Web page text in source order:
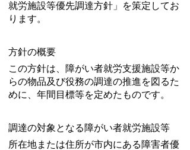
就労施設等優先調達方針」を策定してお
ります。
方針の概要
この方針は、障がい者就労支援施設等か
らの物品及び役務の調達の推進を図るた
めに、年間目標等を定めたものです。
調達の対象となる障がい者就労施設等
所在地または住所が市内にある障害者優